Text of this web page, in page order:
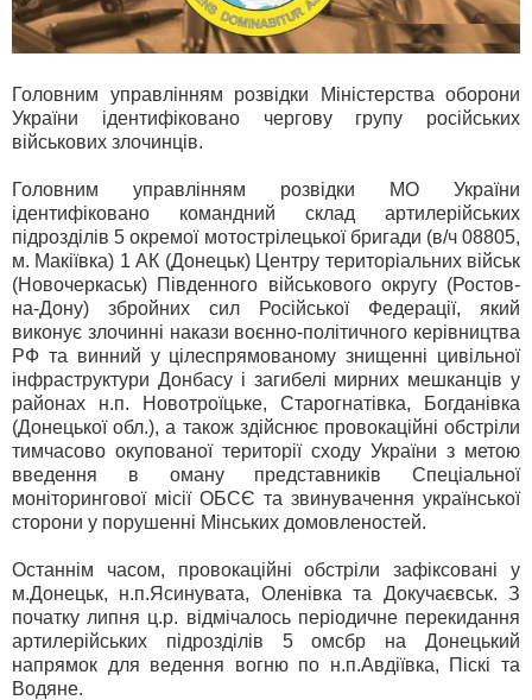
Головним управлінням розвідки Міністерства оборони
України ідентифіковано чергову групу російських
військових злочинців.
Головним управлінням розвідки МО України
ідентифіковано командний склад артилерійських
підрозділів 5 окремої мотострілецької бригади (в/ч 08805,
м. Макіївка) 1 АК (Донецьк) Центру територіальних військ
(Новочеркаськ) Південного військового округу (Ростов-
на-Дону) збройних сил Російської Федерації, який
виконує злочинні накази воєнно-політичного керівництва
РФ та винний у цілеспрямованому знищенні цивільної
інфраструктури Донбасу і загибелі мирних мешканців у
районах н.п. Новотроїцьке, Старогнатівка, Богданівка
(Донецької обл.), а також здійснює провокаційні обстріли
тимчасово окупованої території сходу України з метою
введення в оману представників Спеціальної
моніторингової місії ОБСЄ та звинувачення української
сторони у порушенні Мінських домовленостей.
Останнім часом, провокаційні обстріли зафіксовані у
м.Донецьк, н.п.Ясинувата, Оленівка та Докучаєвськ. З
початку липня ц.р. відмічалось періодичне перекидання
артилерійських підрозділів 5 омсбр на Донецький
напрямок для ведення вогню по н.п.Авдіївка, Піскі та
Водяне.